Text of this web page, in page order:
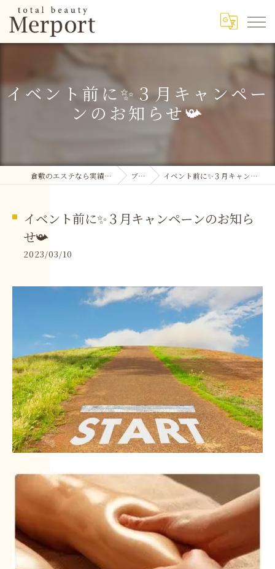
イベント前に✨３月キャンペー
ンのお知らせ📯
倉敷のエステなら実績多数のMerport ブログ イベント前に✨３月キャンペーンのお知らせ📯
イベント前に✨３月キャンペーンのお知ら
せ📯
2023/03/10